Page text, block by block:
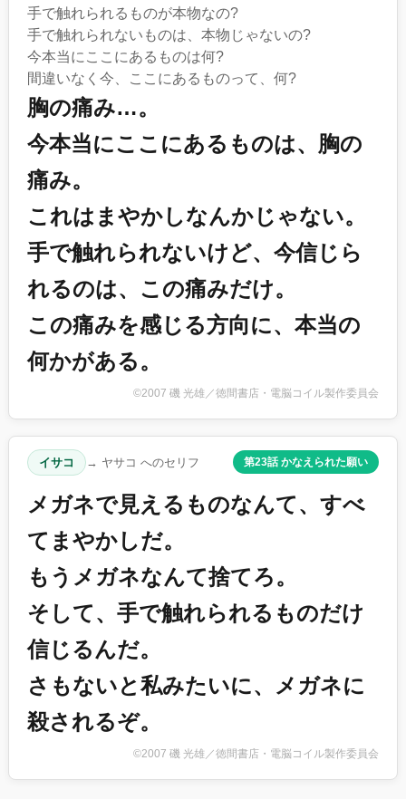
手で触れられるものが本物なの?
手で触れられないものは、本物じゃないの?
今本当にここにあるものは何?
間違いなく今、ここにあるものって、何?
胸の痛み…。
今本当にここにあるものは、胸の
痛み。
これはまやかしなんかじゃない。
手で触れられないけど、今信じら
れるのは、この痛みだけ。
この痛みを感じる方向に、本当の
何かがある。
©2007 磯 光雄／徳間書店・電脳コイル製作委員会
イサコ → ヤサコ へのセリフ 第23話 かなえられた願い
メガネで見えるものなんて、すべ
てまやかしだ。
もうメガネなんて捨てろ。
そして、手で触れられるものだけ
信じるんだ。
さもないと私みたいに、メガネに
殺されるぞ。
©2007 磯 光雄／徳間書店・電脳コイル製作委員会